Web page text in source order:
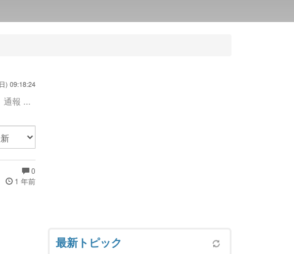
) 09:18:24
通報 ...
0
1 年前
最新トピック